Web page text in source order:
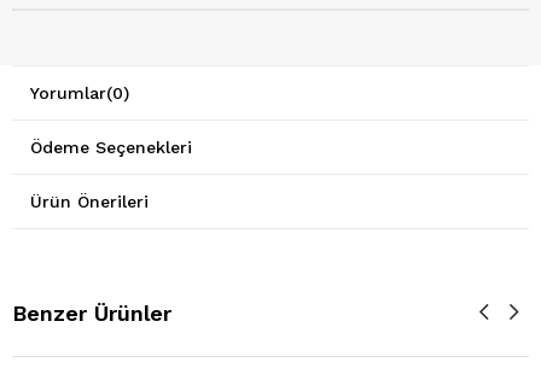
Yorumlar(0)
Ödeme Seçenekleri
Ürün Önerileri
Benzer Ürünler